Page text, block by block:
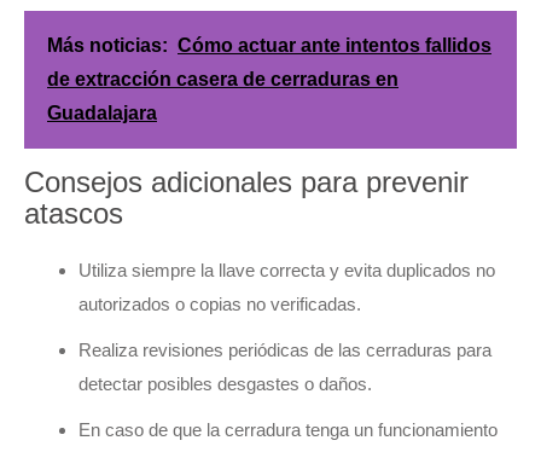
Más noticias: Cómo actuar ante intentos fallidos
de extracción casera de cerraduras en
Guadalajara
Consejos adicionales para prevenir
atascos
Utiliza siempre la llave correcta y evita duplicados no
autorizados o copias no verificadas.
Realiza revisiones periódicas de las cerraduras para
detectar posibles desgastes o daños.
En caso de que la cerradura tenga un funcionamiento